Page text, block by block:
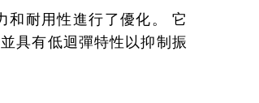
和耐用性進行了優化。 它
具有低迴彈特性以抑制振